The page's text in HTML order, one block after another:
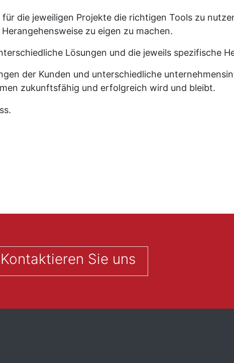
die jeweiligen Projekte die richtigen Tools zu
zu eigen zu machen.
Lösungen und die jeweils spezifische
der Kunden und unterschiedliche
zukunftsfähig und erfolgreich wird und bleibt.
Kontaktieren Sie uns